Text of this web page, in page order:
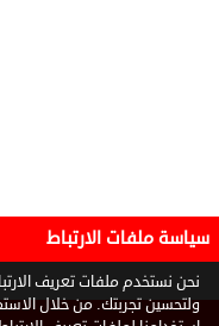
سياسة ملفات الارتباط
نحن نستخدم ملفات تعريف
ولتحسين تجربتك. من خلال